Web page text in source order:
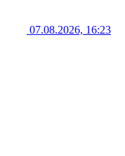
07.08.2026, 16:23